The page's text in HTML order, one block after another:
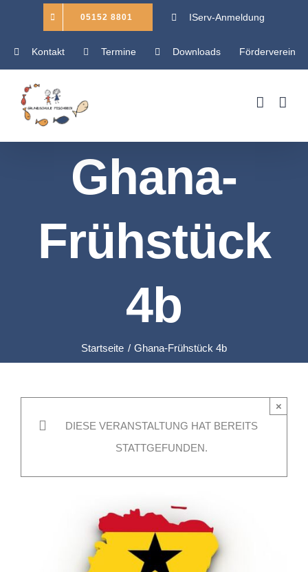
springen
05152 8801 IServ-Anmeldung
Kontakt Termine Downloads Förderverein
Ghana-
Frühstück
4b
Startseite Ghana-Frühstück 4b
DIESE VERANSTALTUNG HAT BEREITS
STATTGEFUNDEN.
×